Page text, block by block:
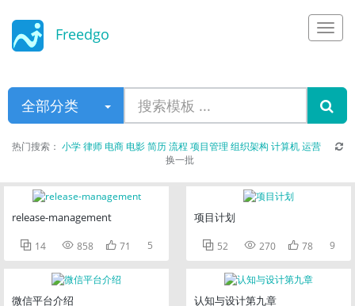
Freedgo
全部分类
热门搜索： 小学律师电商电影简历流程 项目管理 组织架构 计算机运营
换一批
release-management
 14  858  71 5
微信平台介绍
项目计划
 52  270  78 9
认知与设计第九章